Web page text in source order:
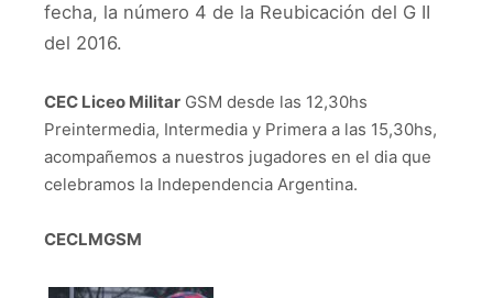
fecha, la número 4 de la Reubicación del G II
del 2016.
CEC Liceo Militar GSM desde las 12,30hs
Preintermedia, Intermedia y Primera a las 15,30hs,
acompañemos a nuestros jugadores en el dia que
celebramos la Independencia Argentina.
CECLMGSM